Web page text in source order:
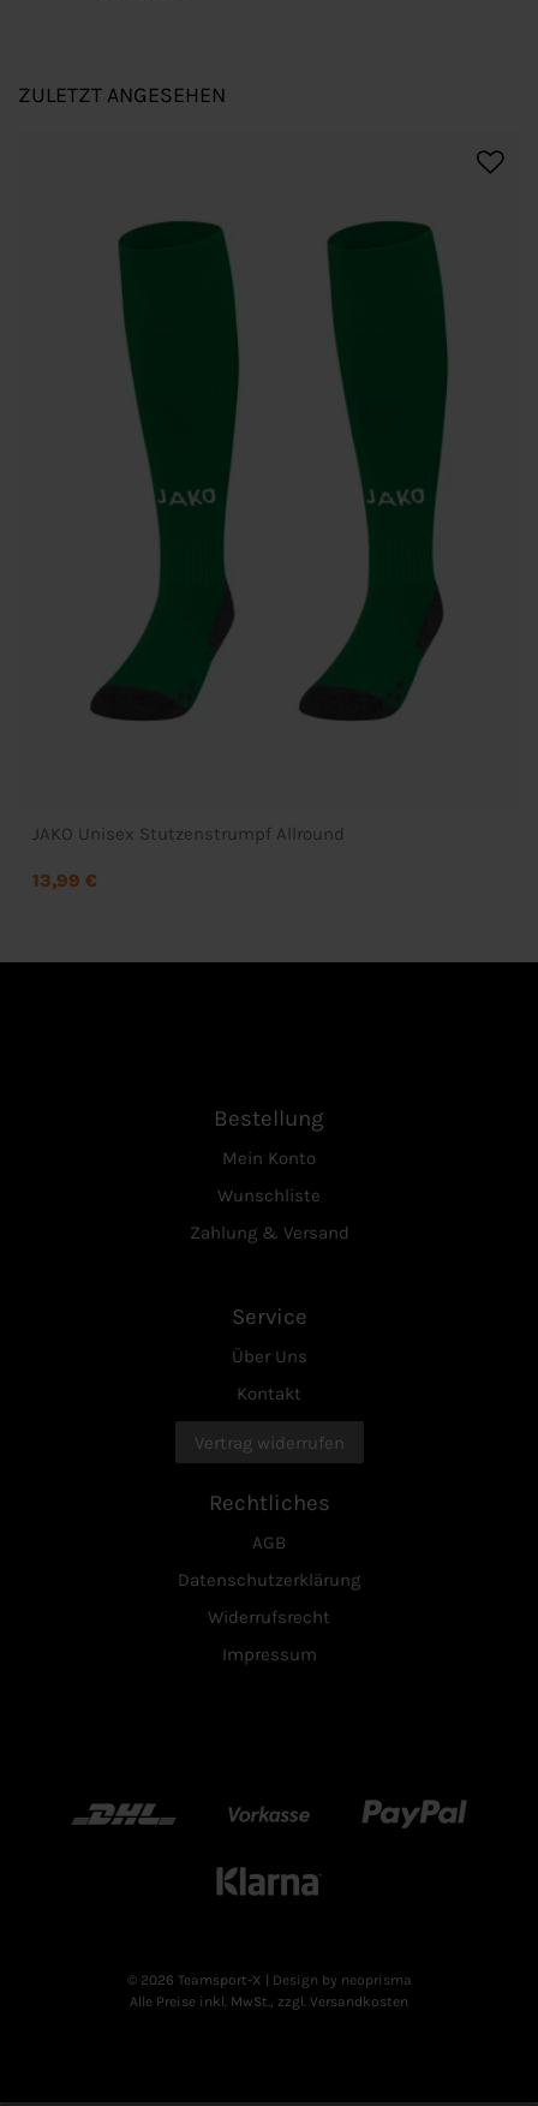
ZULETZT ANGESEHEN
JAKO Unisex Stutzenstrumpf Allround
13,99 €
Bestellung
Mein Konto
Wunschliste
Zahlung & Versand
Service
Über Uns
Kontakt
Vertrag widerrufen
Rechtliches
AGB
Datenschutzerklärung
Widerrufsrecht
Impressum
DHL Vorkasse Paypal
Klarn
© 2026 Teamsport-X
| Design by neoprisma
Alle Preise inkl. MwSt., zzgl. Versandkosten